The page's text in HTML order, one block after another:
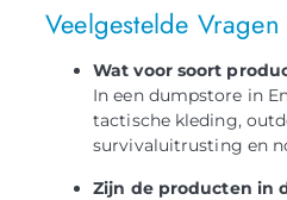
Veelgestelde
Wat voor soort
In een dumpstore in
tactische kleding,
survivaluitrusting en
Zijn de producten in